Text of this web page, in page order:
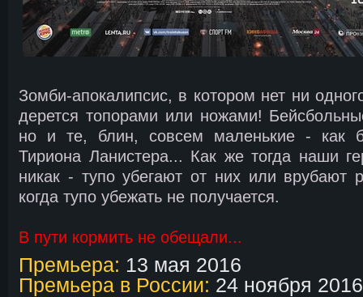
Зомби-апокалипсис, в котором нет ни
дерется топорами или ножами!
но и те, блин, совсем маленькие - как
Тириона Ланистера... Как же тогда наши
никак - тупо убегают от них или врубают
когда тупо убежать не получается.
В пути кормить не обещали...
Премьера: 13 мая 2016
Премьера в России: 24 ноября 2016